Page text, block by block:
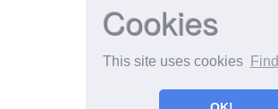
Cookies
This site uses cookies